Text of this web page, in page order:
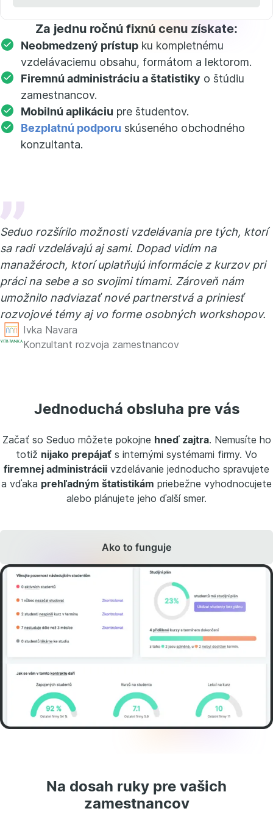
Za jednu ročnú fixnú cenu získate:
Neobmedzený prístup ku kompletnému
vzdelávaciemu obsahu, formátom a lektorom.
Firemnú administráciu a štatistiky o štúdiu
zamestnancov.
Mobilnú aplikáciu pre študentov.
Bezplatnú podporu skúseného obchodného
konzultanta.
Seduo rozšírilo možnosti vzdelávania pre tých, ktorí
sa radi vzdelávajú aj sami. Dopad vidím na
manažéroch, ktorí uplatňujú informácie z kurzov pri
práci na sebe a so svojimi tímami. Zároveň nám
umožnilo nadviazať nové partnerstvá a priniesť
rozvojové témy aj vo forme osobných workshopov.
Ivka Navara
Konzultant rozvoja zamestnancov
Jednoduchá obsluha pre vás
Začať so Seduo môžete pokojne hneď zajtra. Nemusíte ho
totiž nijako prepájať s internými systémami firmy. Vo
firemnej administrácii vzdelávanie jednoducho spravujete
a vďaka prehľadným štatistikám priebežne vyhodnocujete
alebo plánujete jeho ďalší smer.
Ako to funguje
Na dosah ruky pre vašich
zamestnancov